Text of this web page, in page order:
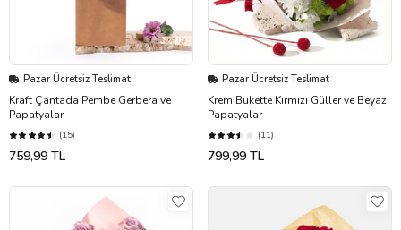
Pazar Ücretsiz Teslimat
Kraft Çantada Pembe Gerbera ve
Papatyalar
(15)
759,99 TL
Pazar Ücretsiz Teslimat
Krem Bukette Kırmızı Güller ve Beyaz
Papatyalar
(11)
799,99 TL